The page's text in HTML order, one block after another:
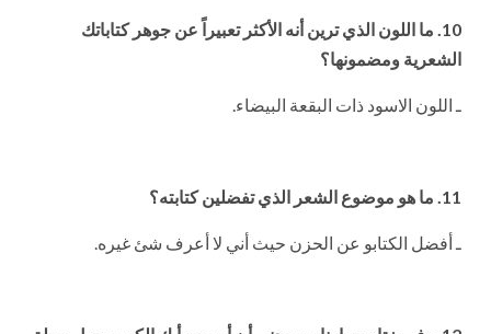
10. ما اللون الذي ترين أنه الأكثر تعبيراً عن جوهر كتاباتك
الشعرية ومضمونها؟
ـ اللون الاسود ذات البقعة البيضاء.
11. ما هو موضوع الشعر الذي تفضلين كتابته؟
ـ أفضل الكتابو عن الحزن حيث أني لا أعرف شئ غيره.